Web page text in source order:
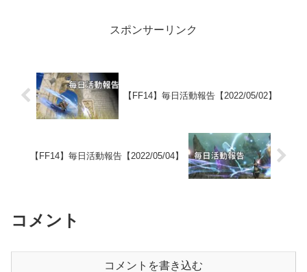
スポンサーリンク
【FF14】毎日活動報告【2022/05/02】
【FF14】毎日活動報告【2022/05/04】
コメント
コメントを書き込む